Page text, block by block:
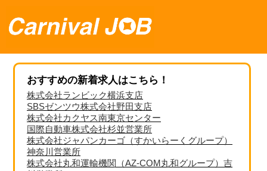
おすすめの新着求人はこちら！
株式会社ランビック横浜支店
SBSゼンツウ株式会社野田支店
株式会社カクヤス南東京センター
国際自動車株式会社杉並営業所
株式会社ジャパンカーゴ（すかいらーくグループ）
神奈川営業所
株式会社丸和運輸機関（AZ-COM丸和グループ）吉